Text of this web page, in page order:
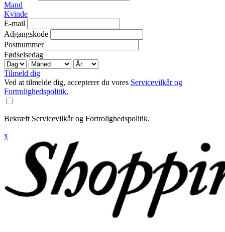
Mand
Kvinde
E-mail
Adgangskode
Postnummer
Fødselsedag
Tilmeld dig
Ved at tilmelde dig, accepterer du vores Servicevilkår og
Fortrolighedspolitik.
Bekræft Servicevilkår og Fortrolighedspolitik.
x